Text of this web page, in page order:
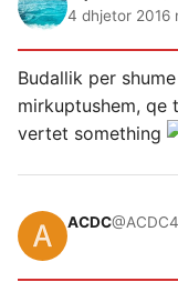
4 dhjetor 2016
Budallik per
mirkuptushem, qe
vertet something
ACDC@ACDC